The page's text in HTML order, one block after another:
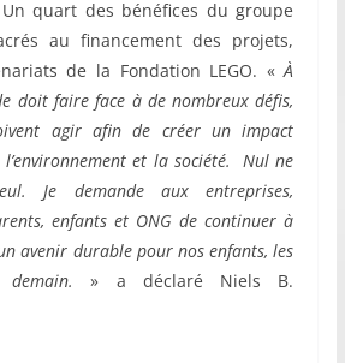
quart des bénéfices du groupe
au financement des projets,
de la Fondation LEGO. «À
doit faire face à de nombreux défis,
agir afin de créer un impact
et la société. Nul ne
Je demande aux entreprises,
enfants et ONG de continuer à
avenir durable pour nos enfants, les
» a déclaré Niels B.